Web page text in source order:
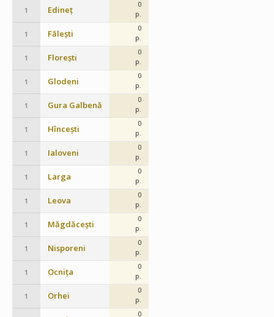
1 Edineț
0
p.
1 Fălești
0
p.
1 Florești
0
p.
1 Glodeni
0
p.
1 Gura Galbenă
0
p.
1 Hîncești
0
p.
1 Ialoveni
0
p.
1 Larga
0
p.
1 Leova
0
p.
1 Măgdăcești
0
p.
1 Nisporeni
0
p.
1 Ocnița
0
p.
1 Orhei
0
p.
0